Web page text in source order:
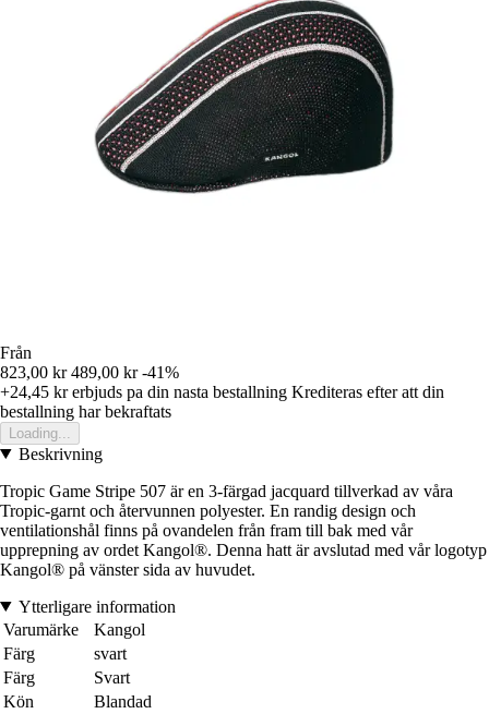
Från
823,00 kr 489,00 kr -41%
+24,45 krerbjuds pa din nasta bestallning Krediteras efter att din
bestallning har bekraftats
Loading...
Beskrivning
Tropic Game Stripe 507 är en 3-färgad jacquard tillverkad av våra
Tropic-garnt och återvunnen polyester. En randig design och
ventilationshål finns på ovandelen från fram till bak med vår
upprepning av ordet Kangol®. Denna hatt är avslutad med vår logotyp
Kangol® på vänster sida av huvudet.
Ytterligare information
Varumärke
Kangol
Färg
svart
Färg
Svart
Kön
Blandad